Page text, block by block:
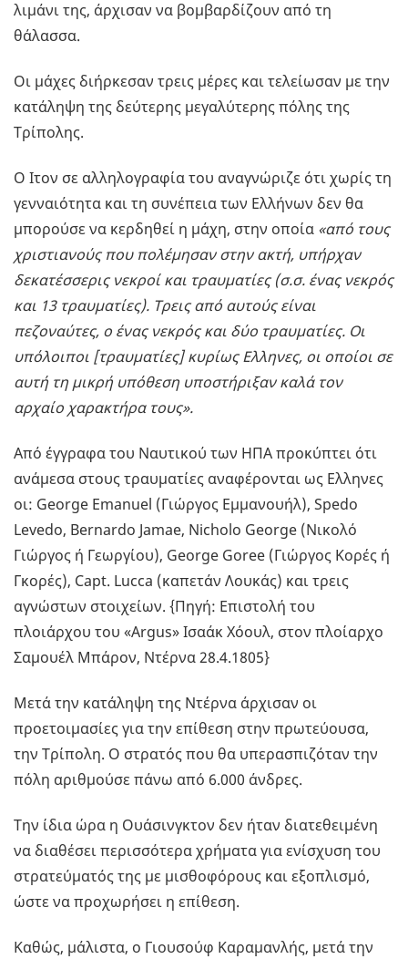
λιμάνι της, άρχισαν να βομβαρδίζουν από τη
θάλασσα.
Οι μάχες διήρκεσαν τρεις μέρες και τελείωσαν με την
κατάληψη της δεύτερης μεγαλύτερης πόλης της
Τρίπολης.
Ο Ιτον σε αλληλογραφία του αναγνώριζε ότι χωρίς τη
γενναιότητα και τη συνέπεια των Ελλήνων δεν θα
μπορούσε να κερδηθεί η μάχη, στην οποία «από τους
χριστιανούς που πολέμησαν στην ακτή, υπήρχαν
δεκατέσσερις νεκροί και τραυματίες (σ.σ. ένας νεκρός
και 13 τραυματίες). Τρεις από αυτούς είναι
πεζοναύτες, ο ένας νεκρός και δύο τραυματίες. Οι
υπόλοιποι [τραυματίες] κυρίως Ελληνες, οι οποίοι σε
αυτή τη μικρή υπόθεση υποστήριξαν καλά τον
αρχαίο χαρακτήρα τους».
Από έγγραφα του Ναυτικού των ΗΠΑ προκύπτει ότι
ανάμεσα στους τραυματίες αναφέρονται ως Ελληνες
οι: George Emanuel (Γιώργος Εμμανουήλ), Spedo
Levedo, Bernardo Jamae, Nicholo George (Νικολό
Γιώργος ή Γεωργίου), George Goree (Γιώργος Κορές ή
Γκορές), Capt. Lucca (καπετάν Λουκάς) και τρεις
αγνώστων στοιχείων. {Πηγή: Επιστολή του
πλοιάρχου του «Argus» Ισαάκ Χόουλ, στον πλοίαρχο
Σαμουέλ Μπάρον, Ντέρνα 28.4.1805}
Μετά την κατάληψη της Ντέρνα άρχισαν οι
προετοιμασίες για την επίθεση στην πρωτεύουσα,
την Τρίπολη. Ο στρατός που θα υπερασπιζόταν την
πόλη αριθμούσε πάνω από 6.000 άνδρες.
Την ίδια ώρα η Ουάσινγκτον δεν ήταν διατεθειμένη
να διαθέσει περισσότερα χρήματα για ενίσχυση του
στρατεύματός της με μισθοφόρους και εξοπλισμό,
ώστε να προχωρήσει η επίθεση.
Καθώς, μάλιστα, ο Γιουσούφ Καραμανλής, μετά την